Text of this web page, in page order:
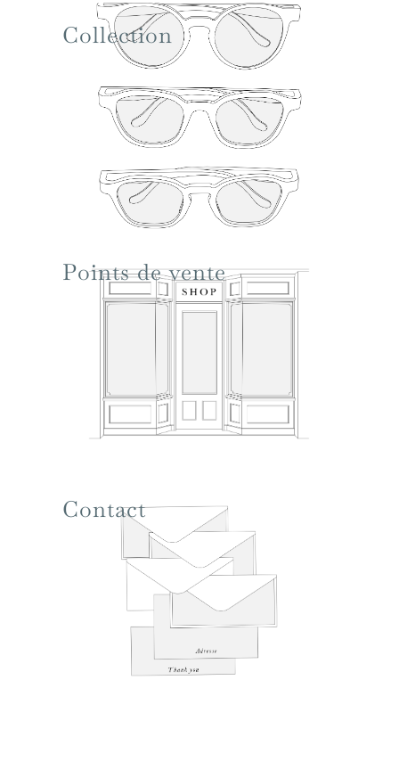
Collection
Points de vente
Contact